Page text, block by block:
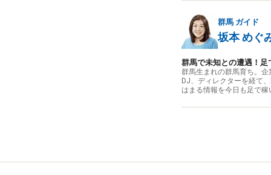
群馬 ガイド
坂本 めぐ
群馬で未知との遭遇！
群馬生まれの群馬育ち。
DJ、ディレクターを経て
はまる情報を今日も足で稼